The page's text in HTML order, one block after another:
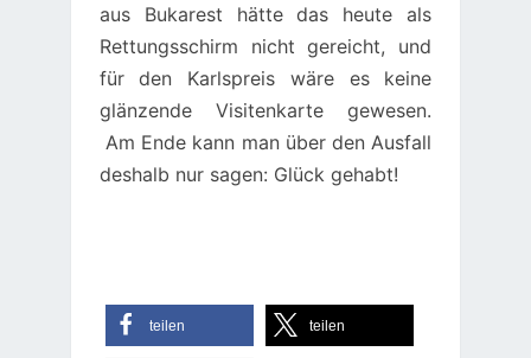
aus Bukarest hätte das heute als
Rettungsschirm nicht gereicht, und
für den Karlspreis wäre es keine
glänzende Visitenkarte gewesen.
Am Ende kann man über den Ausfall
deshalb nur sagen: Glück gehabt!
teilen teilen